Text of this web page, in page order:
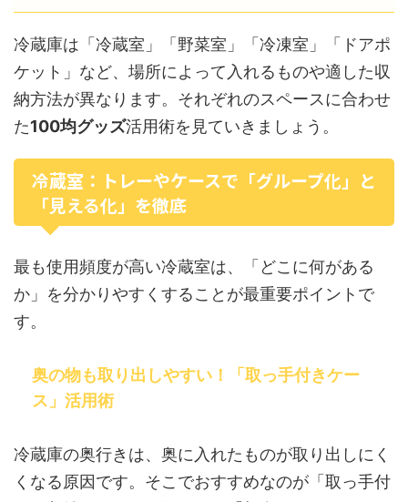
冷蔵庫は「冷蔵室」「野菜室」「冷凍室」「ドアポ
ケット」など、場所によって入れるものや適した収
納方法が異なります。それぞれのスペースに合わせ
た100均グッズ活用術を見ていきましょう。
冷蔵室：トレーやケースで「グループ化」と
「見える化」を徹底
最も使用頻度が高い冷蔵室は、「どこに何がある
か」を分かりやすくすることが最重要ポイントで
す。
奥の物も取り出しやすい！「取っ手付きケー
ス」活用術
冷蔵庫の奥行きは、奥に入れたものが取り出しにく
くなる原因です。そこでおすすめなのが「取っ手付